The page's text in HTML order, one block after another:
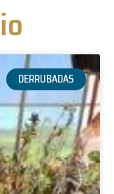
DERRUBADAS